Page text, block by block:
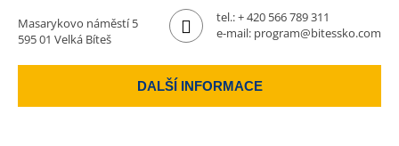
Masarykovo náměstí 5
595 01 Velká Bíteš
tel.:+ 420 566 789 311
e-mail: program@bitessko.com
DALŠÍ INFORMACE